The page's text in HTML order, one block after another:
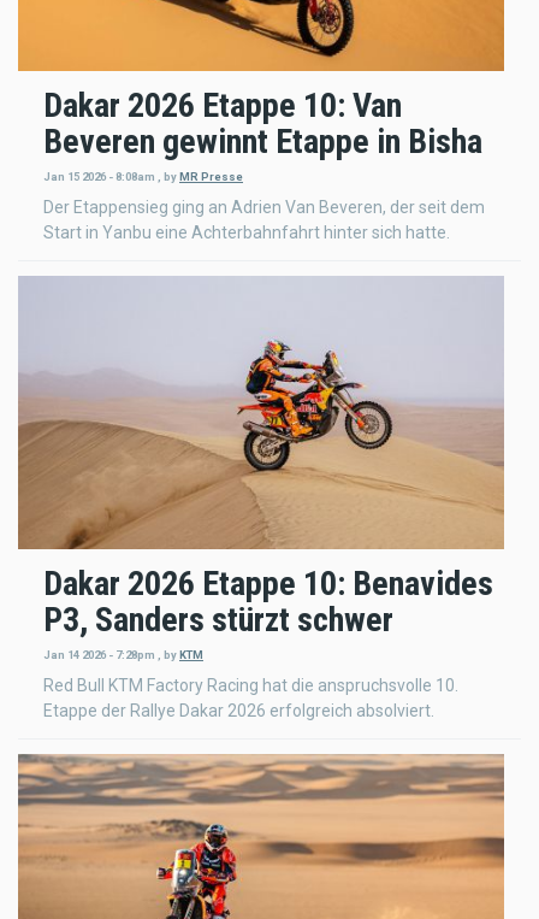
Dakar 2026 Etappe 10: Van
Beveren gewinnt Etappe in Bisha
Jan 15 2026 - 8:08am , byMR Presse
Der Etappensieg ging an Adrien Van Beveren, der seit dem
Start in Yanbu eine Achterbahnfahrt hinter sich hatte.
Dakar 2026 Etappe 10: Benavides
P3, Sanders stürzt schwer
Jan 14 2026 - 7:28pm , by KTM
Red Bull KTM Factory Racing hat die anspruchsvolle 10.
Etappe der Rallye Dakar 2026 erfolgreich absolviert.